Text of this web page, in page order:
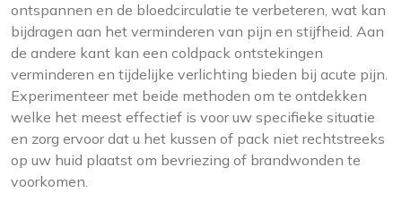
ontspannen en de bloedcirculatie te verbeteren, wat kan
bijdragen aan het verminderen van pijn en stijfheid. Aan
de andere kant kan een coldpack ontstekingen
verminderen en tijdelijke verlichting bieden bij acute pijn.
Experimenteer met beide methoden om te ontdekken
welke het meest effectief is voor uw specifieke situatie
en zorg ervoor dat u het kussen of pack niet rechtstreeks
op uw huid plaatst om bevriezing of brandwonden te
voorkomen.